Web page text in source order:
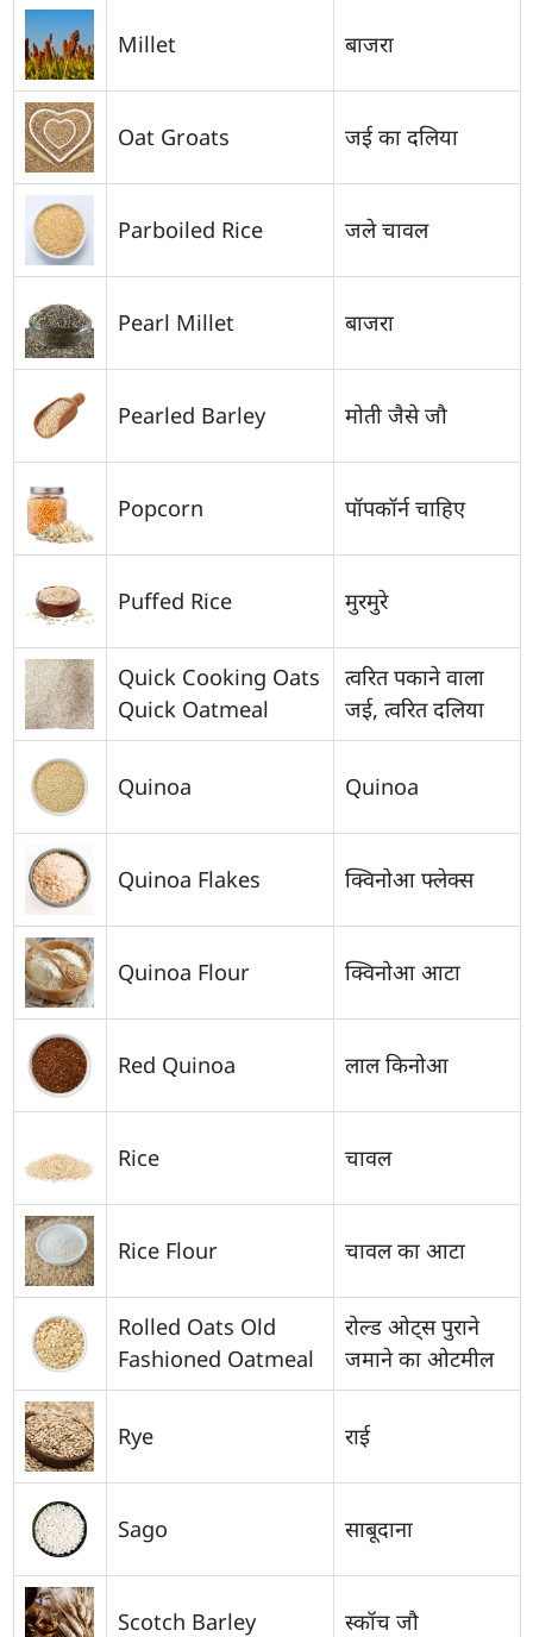
Millet बाजरा
Oat Groats जई का दलिया
Parboiled Rice जले चावल
Pearl Millet बाजरा
Pearled Barley मोती जैसे जौ
Popcorn पॉपकॉर्न चाहिए
Puffed Rice मुरमुरे
Quick Cooking Oats
Quick Oatmeal
त्वरित पकाने वाला
जई, त्वरित दलिया
Quinoa Quinoa
Quinoa Flakes क्विनोआ फ्लेक्स
Quinoa Flour क्विनोआ आटा
Red Quinoa लाल किनोआ
Rice चावल
Rice Flour चावल का आटा
Rolled Oats Old
Fashioned Oatmeal
रोल्ड ओट्स पुराने
जमाने का ओटमील
Rye राई
Sago साबूदाना
Scotch Barley स्कॉच जौ